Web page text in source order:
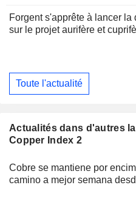
Forgent s'apprête à lancer
sur le projet aurifère et
Toute l'actualité
Actualités dans d'autres
Copper Index 2
Cobre se mantiene por
camino a mejor semana